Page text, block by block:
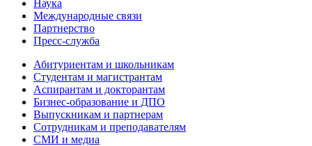
Наука
Международные связи
Партнерство
Пресс-служба
Абитуриентам и школьникам
Студентам и магистрантам
Аспирантам и докторантам
Бизнес-образование и ДПО
Выпускникам и партнерам
Сотрудникам и преподавателям
СМИ и медиа